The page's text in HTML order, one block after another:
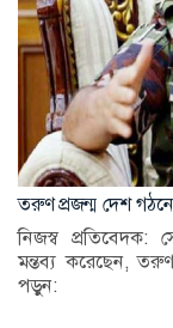
তরুণ প্রজন্ম দেশ
নিজস্ব প্রতিবেদক:
মন্তব্য করেছেন,
পড়ুন: